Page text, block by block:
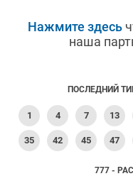
Нажмите здесь
наша
ПОСЛЕДНИЙ
1 4 7 13
35 42 45 47
777 -